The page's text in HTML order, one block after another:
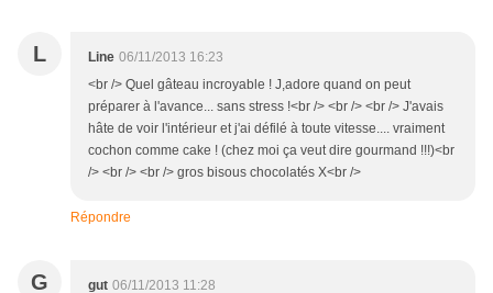
L Line 06/11/2013 16:23
<br /> Quel gâteau incroyable ! J,adore quand on peut
préparer à l'avance... sans stress !<br /> <br /> <br /> J'avais
hâte de voir l'intérieur et j'ai défilé à toute vitesse.... vraiment
cochon comme cake ! (chez moi ça veut dire gourmand !!!)<br
/> <br /> <br /> gros bisous chocolatés X<br />
Répondre
G gut 06/11/2013 11:28